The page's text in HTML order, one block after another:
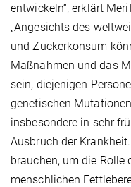
entwickeln“, erklärt
„Angesichts des
und Zuckerkonsum
Maßnahmen und das
sein, diejenigen
genetischen
insbesondere in sehr
Ausbruch der
brauchen, um die Rolle
menschlichen